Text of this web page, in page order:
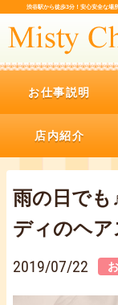
渋谷駅から徒歩3分！ 安心安全な場
お仕事説明
店内紹介
雨の日で
ディのヘア
2019/07/22